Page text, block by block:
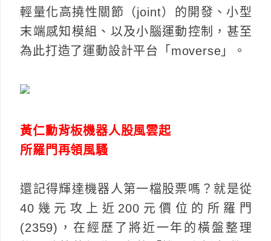
輕量化高撓性關節（joint）的開發、小型
末端感知模組、以及小腦運動控制，甚至
為此打造了運動設計平台「moverse」。
黃仁勳背板機器人股風雲起
所羅門再領風騷
還記得輝達機器人第一檔股票嗎？就是從
40幾元攻上近200元價位的所羅門
(2359)，在經歷了將近一年的橫盤整理